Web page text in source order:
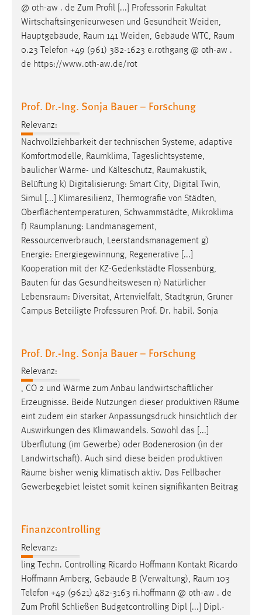
@ oth-aw . de Zum Profil [...] Professorin Fakultät
Wirtschaftsingenieurwesen und Gesundheit Weiden,
Hauptgebäude, Raum 141 Weiden, Gebäude WTC, Raum
0.23 Telefon +49 (961) 382-1623 e.rothgang @ oth-aw .
de https://www.oth-aw.de/rot
Prof. Dr.-Ing. Sonja Bauer – Forschung
Relevanz:
Nachvollziehbarkeit der technischen Systeme, adaptive
Komfortmodelle, Raumklima, Tageslichtsysteme,
baulicher Wärme- und Kälteschutz, Raumakustik,
Belüftung k) Digitalisierung: Smart City, Digital Twin,
Simul [...] Klimaresilienz, Thermografie von Städten,
Oberflächentemperaturen, Schwammstädte, Mikroklima
f) Raumplanung: Landmanagement,
Ressourcenverbrauch, Leerstandsmanagement g)
Energie: Energiegewinnung, Regenerative [...]
Kooperation mit der KZ-Gedenkstädte Flossenbürg,
Bauten für das Gesundheitswesen n) Natürlicher
Lebensraum: Diversität, Artenvielfalt, Stadtgrün, Grüner
Campus Beteiligte Professuren Prof. Dr. habil. Sonja
Prof. Dr.-Ing. Sonja Bauer – Forschung
Relevanz:
, CO 2 und Wärme zum Anbau landwirtschaftlicher
Erzeugnisse. Beide Nutzungen dieser produktiven ­ Räume
eint zudem ein starker Anpassungsdruck hinsichtlich der
Auswirkungen des Klimawandels. Sowohl das [...]
Überflutung (im Gewerbe) oder Bodenerosion (in der
Landwirtschaft). Auch sind diese beiden produktiven
Räume bisher wenig klimatisch aktiv. Das Fellbacher
Gewerbegebiet leistet somit keinen signifikanten Beitrag
Finanzcontrolling
Relevanz:
ling Techn. Controlling Ricardo Hoffmann Kontakt Ricardo
Hoffmann Amberg, Gebäude B (Verwaltung), Raum 103
Telefon +49 (9621) 482-3163 ri.hoffmann @ oth-aw . de
Zum Profil Schließen Budgetcontrolling Dipl [...] Dipl.-